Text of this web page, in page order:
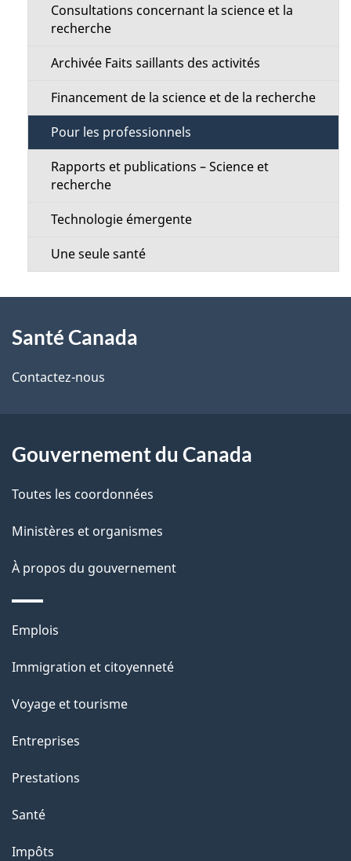
M
Consultations concernant la science et la
recherche
Archivée Faits saillants des activités
Financement de la science et de la recherche
Pour les professionnels
Rapports et publications – Science et
recherche
Technologie émergente
Une seule santé
propos
de
site
Santé Canada
Contactez-nous
Gouvernement du Canada
Toutes les coordonnées
Ministères et organismes
À propos du gouvernement
Thèmes
sujets
Emplois
Immigration et citoyenneté
Voyage et tourisme
Entreprises
Prestations
Santé
Impôts